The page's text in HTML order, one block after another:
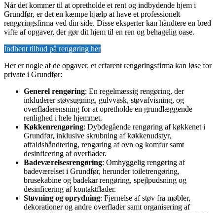
Når det kommer til at opretholde et rent og indbydende hjem i
Grundfør, er det en kæmpe hjælp at have et professionelt
rengøringsfirma ved din side. Disse eksperter kan håndtere en bred
vifte af opgaver, der gør dit hjem til en ren og behagelig oase.
Indhent tilbud på rengøring her
Her er nogle af de opgaver, et erfarent rengøringsfirma kan løse for
private i Grundfør:
Generel rengøring: En regelmæssig rengøring, der
inkluderer støvsugning, gulvvask, støvafvisning, og
overfladerensning for at opretholde en grundlæggende
renlighed i hele hjemmet.
Køkkenrengøring: Dybdegående rengøring af køkkenet i
Grundfør, inklusive skrubning af køkkenudstyr,
affaldshåndtering, rengøring af ovn og komfur samt
desinficering af overflader.
Badeværelsesrengøring: Omhyggelig rengøring af
badeværelset i Grundfør, herunder toiletrengøring,
brusekabine og badekar rengøring, spejlpudsning og
desinficering af kontaktflader.
Støvning og oprydning: Fjernelse af støv fra møbler,
dekorationer og andre overflader samt organisering af